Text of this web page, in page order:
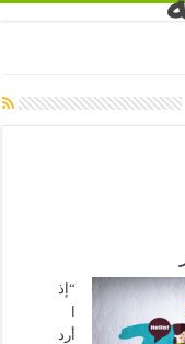
“إذ
أرد